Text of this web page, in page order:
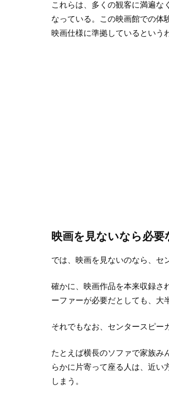
これらは、多くの観客に満遍な
なっている。この映画館での体
映画仕様に準拠しているという
映画を見ないなら必要
では、映画を見ないのなら、セ
確かに、映画作品を本来収録さ
ーファーが必要だとしても、大
それでもなお、センタースピー
たとえば横長のソファで家族み
らかに片寄って座る人は、近い
しまう。